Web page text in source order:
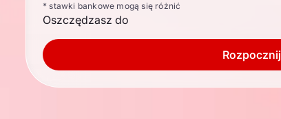
* stawki bankowe mogą się różnić
Oszczędzasz do
Rozpocznij